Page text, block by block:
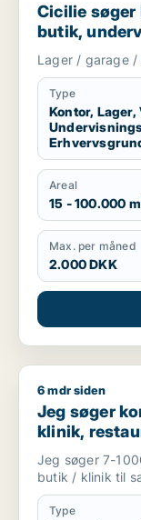
Cicilie
butik,
garage til
Nordsjælland
Lager / garage /
Type
Kontor,
Areal
15 - 100.000 m
Max. per måned
2.000 DKK
Jeg søger
6 mdr siden
Jeg søger
klinik,
Jeg søger 7-
butik / klinik til
Type